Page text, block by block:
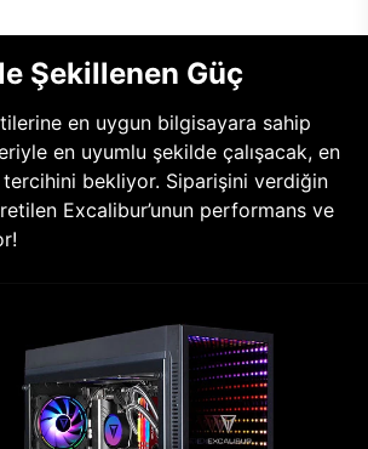
Şekillenen Güç
en uygun bilgisayara sahip
en uyumlu şekilde çalışacak, en
bekliyor. Siparişini verdiğin
Excalibur’unun performans ve